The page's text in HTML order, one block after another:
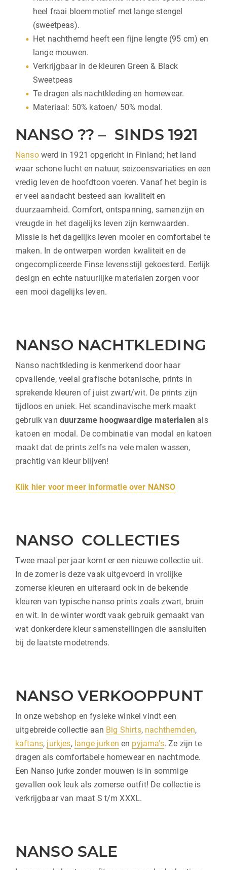
heel fraai bloemmotief met lange stengel
(sweetpeas).
Het nachthemd heeft een fijne lengte (95 cm) en
lange mouwen.
Verkrijgbaar in de kleuren Green & Black
Sweetpeas
Te dragen als nachtkleding en homewear.
Materiaal: 50% katoen/ 50% modal.
NANSO ?? – SINDS 1921
Nansowerd in 1921 opgericht in Finland; het land
waar schone lucht en natuur, seizoensvariaties en een
vredig leven de hoofdtoon voeren. Vanaf het begin is
er veel aandacht besteed aan kwaliteit en
duurzaamheid. Comfort, ontspanning, samenzijn en
vreugde in het dagelijks leven zijn kernwaarden.
Missie is het dagelijks leven mooier en comfortabel te
maken. In de ontwerpen worden kwaliteit en de
ongecompliceerde Finse levensstijl gekoesterd. Eerlijk
design en echte natuurlijke materialen zorgen voor
een mooi dagelijks leven.
NANSO NACHTKLEDING
Nanso nachtkleding is kenmerkend door haar
opvallende, veelal grafische botanische, prints in
sprekende kleuren of juist zwart/wit. De prints zijn
tijdloos en uniek. Het scandinavische merk maakt
gebruik van duurzame hoogwaardige materialen als
katoen en modal. De combinatie van modal en katoen
maakt dat de prints zelfs na vele malen wassen,
prachtig van kleur blijven!
Klik hier voor meer informatie over NANSO
NANSO COLLECTIES
Twee maal per jaar komt er een nieuwe collectie uit.
In de zomer is deze vaak uitgevoerd in vrolijke
zomerse kleuren en uiteraard ook in de bekende
kleuren van typische nanso prints zoals zwart, bruin
en wit. In de winter wordt vaak gebruik gemaakt van
wat donkerdere kleur samenstellingen die aansluiten
bij de laatste modetrends.
NANSO VERKOOPPUNT
In onze webshop en fysieke winkel vindt een
uitgebreide collectie aan Big Shirts, nachthemden,
kaftans, jurkjes, lange jurken en pyjama’s. Ze zijn te
dragen als comfortabele homewear en nachtmode.
Een Nanso jurke zonder mouwen is in sommige
gevallen ook leuk als zomerse outfit! De collectie is
verkrijgbaar van maat S t/m XXXL.
NANSO SALE